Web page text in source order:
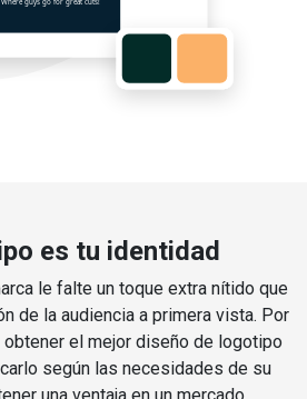
es tu identidad
le falte un toque extra nítido que
de la audiencia a primera vista. Por
obtener el mejor diseño de logotipo
según las necesidades de su